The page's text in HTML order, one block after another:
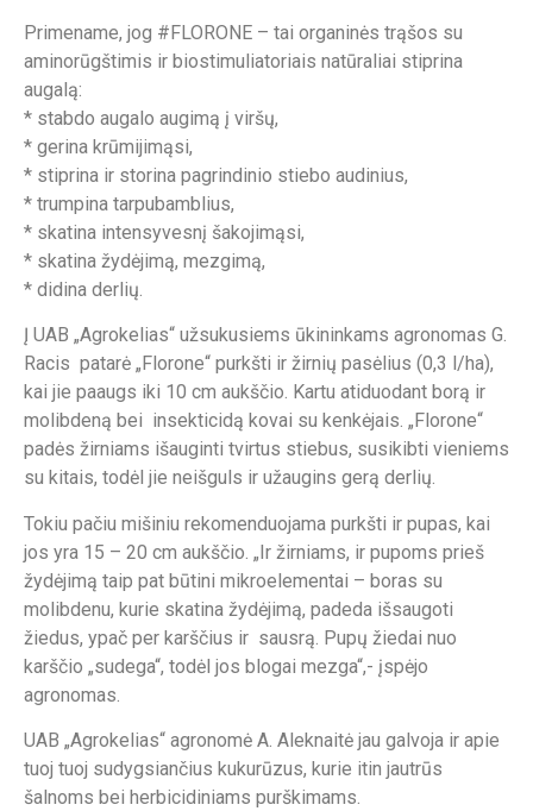
Primename, jog #FLORONE – tai organinės trąšos su
aminorūgštimis ir biostimuliatoriais natūraliai stiprina
augalą:
* stabdo augalo augimą į viršų,
* gerina krūmijimąsi,
* stiprina ir storina pagrindinio stiebo audinius,
* trumpina tarpubamblius,
* skatina intensyvesnį šakojimąsi,
* skatina žydėjimą, mezgimą,
* didina derlių.
Į UAB „Agrokelias“ užsukusiems ūkininkams agronomas G.
Racis patarė „Florone“ purkšti ir žirnių pasėlius (0,3 l/ha),
kai jie paaugs iki 10 cm aukščio. Kartu atiduodant borą ir
molibdeną bei insekticidą kovai su kenkėjais. „Florone“
padės žirniams išauginti tvirtus stiebus, susikibti vieniems
su kitais, todėl jie neišguls ir užaugins gerą derlių.
Tokiu pačiu mišiniu rekomenduojama purkšti ir pupas, kai
jos yra 15 – 20 cm aukščio. „Ir žirniams, ir pupoms prieš
žydėjimą taip pat būtini mikroelementai – boras su
molibdenu, kurie skatina žydėjimą, padeda išsaugoti
žiedus, ypač per karščius ir sausrą. Pupų žiedai nuo
karščio „sudega“, todėl jos blogai mezga“,- įspėjo
agronomas.
UAB „Agrokelias“ agronomė A. Aleknaitė jau galvoja ir apie
tuoj tuoj sudygsiančius kukurūzus, kurie itin jautrūs
šalnoms bei herbicidiniams purškimams.